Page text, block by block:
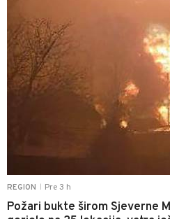
REGION Pre 3 h
Požari bukte širom Sjeverne